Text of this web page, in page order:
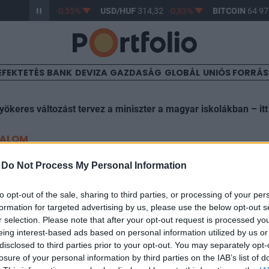
Do Not Process My Personal Information
opt-out of the sale, sharing to third parties, or processing of your
for targeted advertising by us, please use the below opt-out
selection. Please note that after your opt-out request is processed
interest-based ads based on personal information utilized by us
to third parties prior to your opt-out. You may separately
of your personal information by third parties on the IAB’s list of
363,41 -0,55% USD/HUF314,32 -0,83% BITCOIN64
BANK DEVIZA GAZDASÁG GLOBÁL UNIÓS
változást tervez a miniszter a magyar iskolákban –
OTP és FHB célárak
és FHB részvényekre vonatkozó célárfolyamát a Ca
továbbra is vétel, az FHB-re vonatkozó ajánlás